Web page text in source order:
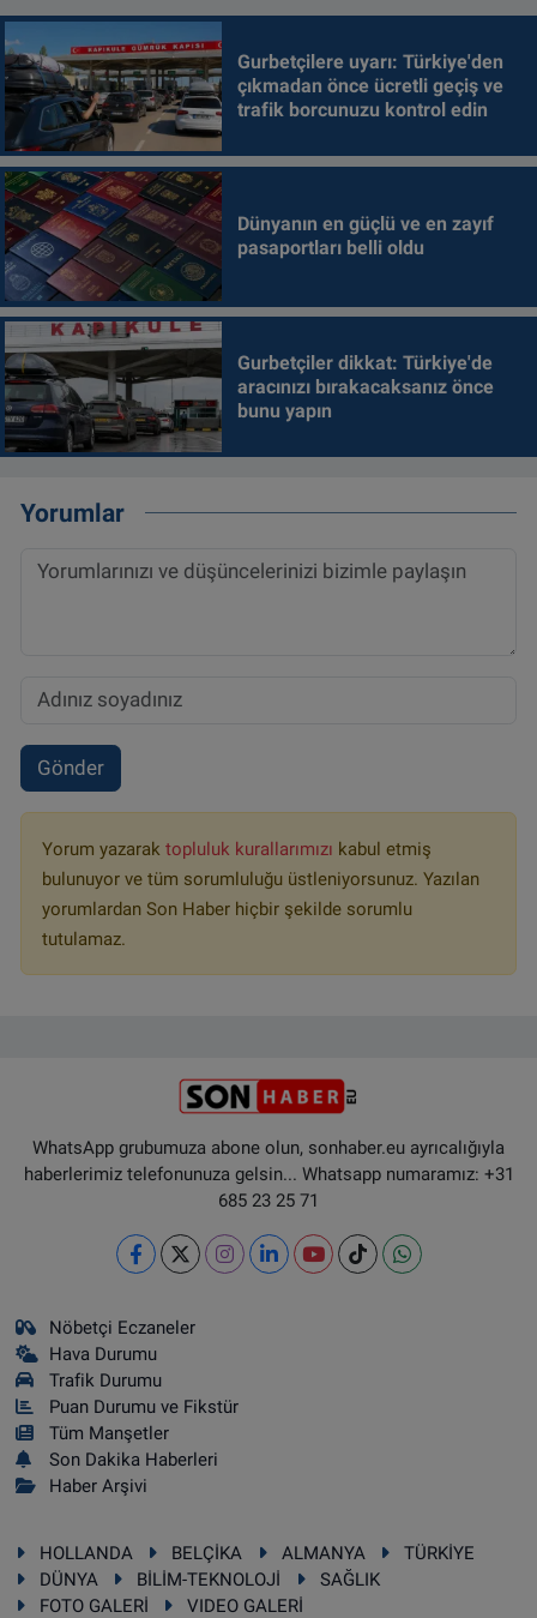
Gurbetçilere uyarı: Türkiye'den
çıkmadan önce ücretli geçiş ve
trafik borcunuzu kontrol edin
Dünyanın en güçlü ve en zayıf
pasaportları belli oldu
Gurbetçiler dikkat: Türkiye'de
aracınızı bırakacaksanız önce
bunu yapın
Yorumlar
Gönder
Yorum yazarak topluluk kurallarımızı kabul etmiş
bulunuyor ve tüm sorumluluğu üstleniyorsunuz. Yazılan
yorumlardan Son Haber hiçbir şekilde sorumlu
tutulamaz.
WhatsApp grubumuza abone olun, sonhaber.eu ayrıcalığıyla
haberlerimiz telefonunuza gelsin... Whatsapp numaramız: +31
685 23 25 71
Nöbetçi Eczaneler
Hava Durumu
Trafik Durumu
Puan Durumu ve Fikstür
Tüm Manşetler
Son Dakika Haberleri
Haber Arşivi
HOLLANDA BELÇİKA ALMANYA
TÜRKİYE
DÜNYA
BİLİM-TEKNOLOJİ
SAĞLIK
FOTO GALERİ
VIDEO GALERİ